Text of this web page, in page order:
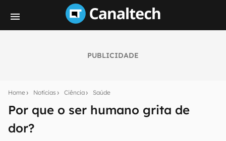
PUBLICIDADE
Home Notícias Ciência Saúde
Por que o ser humano grita de
dor?
notícias e reviews sobre tecnologia em primeira
E-mail